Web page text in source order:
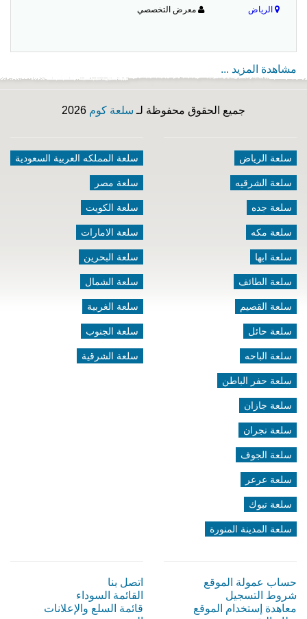
الرياض معرض التخصصي
مشاهدة المزيد ...
جميع الحقوق محفوظة لـ سلعة كوم
سلعة الرياض
سلعة الشرقيه
سلعة جده
سلعة مكه
سلعة ابها
سلعة الطائف
سلعة القصيم
سلعة حائل
سلعة الباحه
سلعة حفر الباطن
سلعة جازان
سلعة نجران
سلعة الجوف
سلعة عرعر
سلعة تبوك
سلعة المدينة المنورة
سلعة المملكه العربية السعودية
سلعة مصر
سلعة الكويت
سلعة الامارات
سلعة البحرين
سلعة الشمال
سلعة الغربية
سلعة الجنوب
سلعة الشرقية
حساب عمولة الموقع
شروط التسجيل
معاهدة إستخدام الموقع
اتصل بنا
القائمة السوداء
قائمة السلع والإعلانات